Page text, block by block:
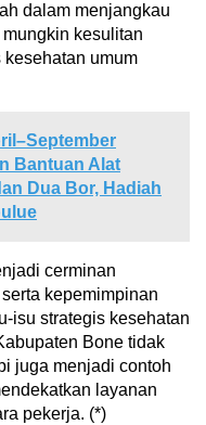
dalam menjangkau
kesulitan
umum
Bantuan Alat
Dua Bor, Hadiah
cerminan
kepemimpinan
isu strategis kesehatan
Bone tidak
juga menjadi contoh
layanan
pekerja. (*)